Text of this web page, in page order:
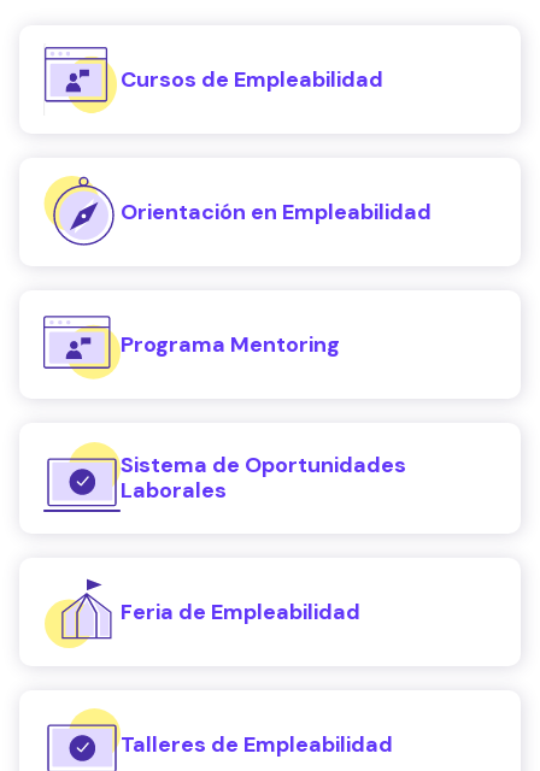
Cursos de Empleabilidad
Orientación en Empleabilidad
Programa Mentoring
Sistema de Oportunidades
Laborales
Feria de Empleabilidad
Talleres de Empleabilidad